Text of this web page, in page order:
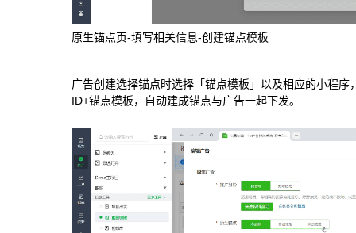
原生锚点页-填写相关信息-创建锚点模板
广告创建选择锚点时选择「锚点模板」以及相应的小程序
ID+锚点模板，自动建成锚点与广告一起下发。